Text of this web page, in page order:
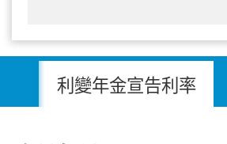
利變年金宣告利率